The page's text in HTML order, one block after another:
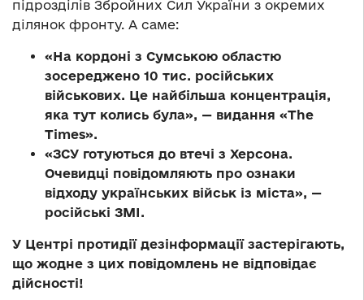
підрозділів Збройних Сил України з окремих
ділянок фронту. А саме:
«На кордоні з Сумською областю
зосереджено 10 тис. російських
військових. Це найбільша концентрація,
яка тут колись була», — видання «The
Times».
«ЗСУ готуються до втечі з Херсона.
Очевидці повідомляють про ознаки
відходу українських військ із міста», —
російські ЗМІ.
У Центрі протидії дезінформації застерігають,
що жодне з цих повідомлень не відповідає
дійсності!